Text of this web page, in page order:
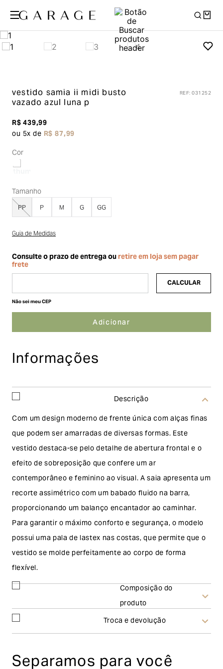
vestido samia ii midi busto
vazadoazul luna p
REF:031252
R$439,99
ou 5x de R$87,99
Cor
Tamanho
PP P M G GG
Guia de Medidas
Não sei meu CEP
Informações
Descrição
Com um design moderno de frente única com alças finas
que podem ser amarradas de diversas formas. Este
vestido destaca-se pelo detalhe de abertura frontal e o
efeito de sobreposição que confere um ar
contemporâneo e feminino ao visual. A saia apresenta um
recorte assimétrico com um babado fluido na barra,
proporcionando um balanço encantador ao caminhar.
Para garantir o máximo conforto e segurança, o modelo
possui uma pala de lastex nas costas, que permite que o
vestido se molde perfeitamente ao corpo de forma
flexível.
Composição do
produto
Troca e devolução
Separamos para você